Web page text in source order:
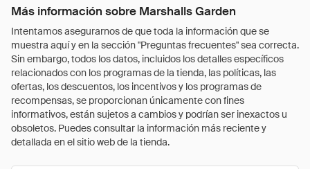
Más información sobre Marshalls Garden
Intentamos asegurarnos de que toda la información que se
muestra aquí y en la sección "Preguntas frecuentes" sea correcta.
Sin embargo, todos los datos, incluidos los detalles específicos
relacionados con los programas de la tienda, las políticas, las
ofertas, los descuentos, los incentivos y los programas de
recompensas, se proporcionan únicamente con fines
informativos, están sujetos a cambios y podrían ser inexactos u
obsoletos. Puedes consultar la información más reciente y
detallada en el sitio web de la tienda.